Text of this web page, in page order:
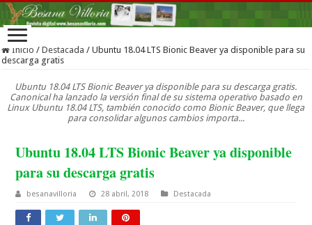
Inicio / Destacada / Ubuntu 18.04 LTS Bionic Beaver ya disponible para su
descarga gratis
Ubuntu 18.04 LTS Bionic Beaver ya disponible para su descarga gratis.
Canonical ha lanzado la versión final de su sistema operativo basado en
Linux Ubuntu 18.04 LTS, también conocido como Bionic Beaver, que llega
para consolidar algunos cambios importa...
Ubuntu 18.04 LTS Bionic Beaver ya disponible
para su descarga gratis
besanavilloria 28 abril, 2018 Destacada